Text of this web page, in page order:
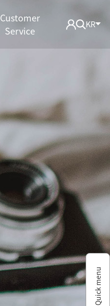
Customer
Service
KR
Quick menu